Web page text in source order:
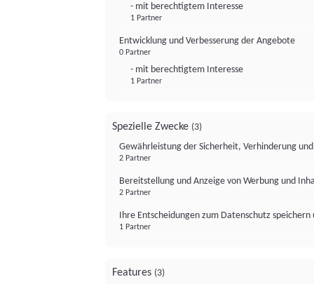
- mit berechtigtem Interesse
1 Partner
Entwicklung und Verbesserung der Angebote
0 Partner
- mit berechtigtem Interesse
1 Partner
Spezielle Zwecke (3)
Gewährleistung der Sicherheit, Verhinderung
2 Partner
Bereitstellung und Anzeige von Werbung und
2 Partner
Ihre Entscheidungen zum Datenschutz
1 Partner
Features (3)